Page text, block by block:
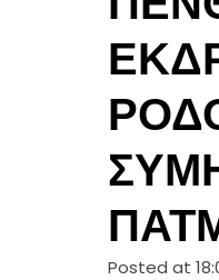
Posted at